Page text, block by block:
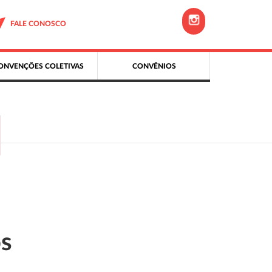
FALE CONOSCO
COLETIVAS CONVÊNIOS